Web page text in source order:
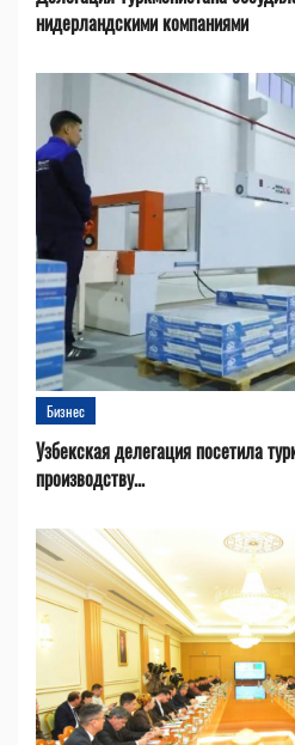
нидерландскими компаниями
Бизнес
Узбекская делегация посетила
производству...